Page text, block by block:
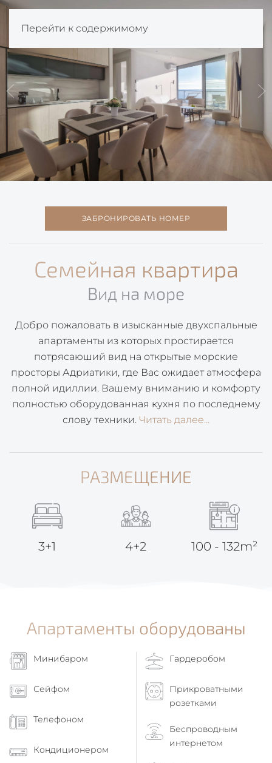
Перейти к содержимому
ЗАБРОНИРОВАТЬ НОМЕР
Семейная квартира
Вид на море
Добро пожаловать в изысканные двухспальные
апартаменты из которых простирается
потрясаюший вид на открытые морские
просторы Адриатики, где Вас ожидает атмосфера
полной идиллии. Вашему вниманию и комфорту
полностью оборудованная кухня по последнему
слову техники. Читать далее...
РАЗМЕЩЕНИЕ
3+1 4+2 100 - 132m²
Апартаменты оборудованы
Минибаром
Сейфом
Телефоном
Кондиционером
Гардеробом
Прикроватными
розетками
Беспроводным
интернетом